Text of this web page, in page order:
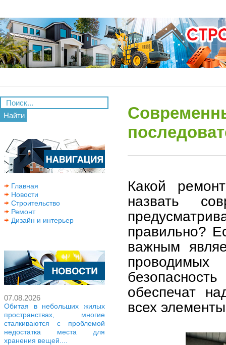
Найти
Главная
Новости
Строительство
Ремонт
Дизайн и интерьер
07.08.2026
Обитая в небольших жилых
пространствах, многие
сталкиваются с проблемой
недостатка места для
хранения вещей....
Какой
назвать
правильно?
важным
обеспечат
всех